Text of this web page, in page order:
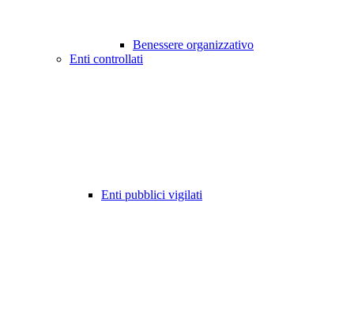
Benessere organizzativo
Enti controllati
Enti pubblici vigilati